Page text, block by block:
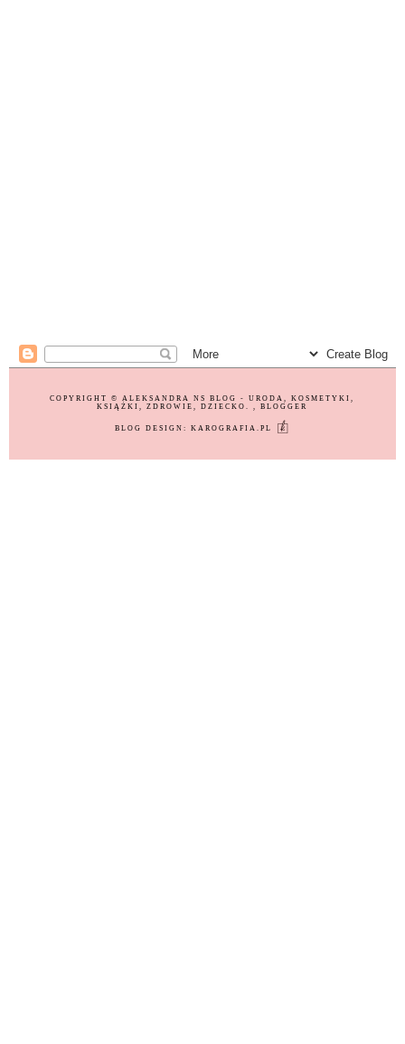
COPYRIGHT ©ALEKSANDRA NS BLOG - URODA, KOSMETYKI,
KSIĄŻKI, ZDROWIE, DZIECKO., BLOGGER
BLOG DESIGN:KAROGRAFIA.PL